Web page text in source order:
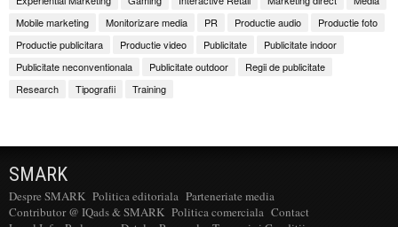
Mobile marketing
Monitorizare media PR Productie audio
Productie foto
Productie publicitara
Productie video Publicitate
Publicitate indoor
Publicitate neconventionala
Publicitate outdoor
Regii de publicitate
Research
Tipografii Training
SMARK
Despre SMARK Politica editoriala Parteneriate media
Contributor @ IQads & SMARK Politica comerciala Contact